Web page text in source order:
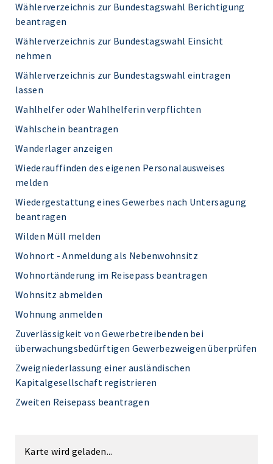
Wählerverzeichnis zur Bundestagswahl Berichtigung
beantragen
Wählerverzeichnis zur Bundestagswahl Einsicht
nehmen
Wählerverzeichnis zur Bundestagswahl eintragen
lassen
Wahlhelfer oder Wahlhelferin verpflichten
Wahlschein beantragen
Wanderlager anzeigen
Wiederauffinden des eigenen Personalausweises
melden
Wiedergestattung eines Gewerbes nach Untersagung
beantragen
Wilden Müll melden
Wohnort - Anmeldung als Nebenwohnsitz
Wohnortänderung im Reisepass beantragen
Wohnsitz abmelden
Wohnung anmelden
Zuverlässigkeit von Gewerbetreibenden bei
überwachungsbedürftigen Gewerbezweigen überprüfen
Zweigniederlassung einer ausländischen
Kapitalgesellschaft registrieren
Zweiten Reisepass beantragen
Karte wird geladen...